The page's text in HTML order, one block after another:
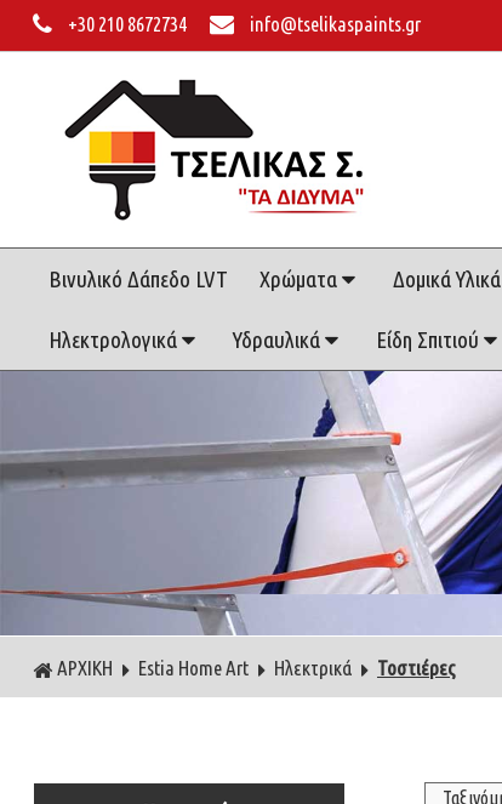
+30 210 8672734 info@tselikaspaints.gr
Βινυλικό Δάπεδο LVT Χρώματα Δομικά Υλικά
Ηλεκτρολογικά Υδραυλικά Είδη Σπιτιού
ΑΡΧΙΚΗ Estia Home Art Ηλεκτρικά Τοστιέρες